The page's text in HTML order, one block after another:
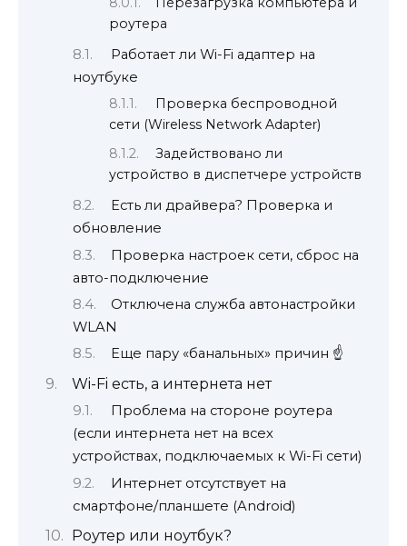
роутера
Работает ли Wi-Fi адаптер на
ноутбуке
Проверка беспроводной
сети (Wireless Network Adapter)
Задействовано ли
устройство в диспетчере устройств
Есть ли драйвера? Проверка и
обновление
Проверка настроек сети, сброс на
авто-подключение
Отключена служба автонастройки
WLAN
Еще пару «банальных» причин ☝
Wi-Fi есть, а интернета нет
Проблема на стороне роутера
(если интернета нет на всех
устройствах, подключаемых к Wi-Fi сети)
Интернет отсутствует на
смартфоне/планшете (Android)
Роутер или ноутбук?